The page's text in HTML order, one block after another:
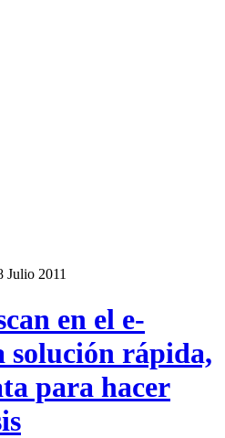
Julio 2011
en el e-
solución rápida,
para hacer